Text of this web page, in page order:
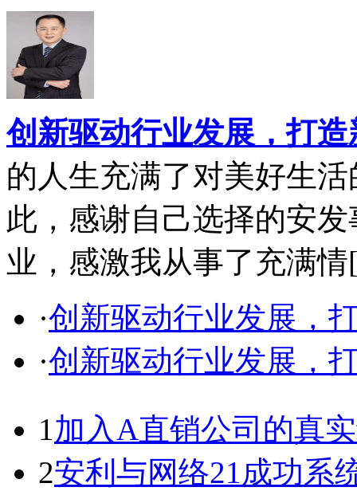
创新驱动行业发展，打造
的人生充满了对美好生
此，感谢自己选择的安
业，感激我从事了充满情
·创新驱动行业发展，
·创新驱动行业发展，
1加入A直销公司的真
2安利与网络21成功系